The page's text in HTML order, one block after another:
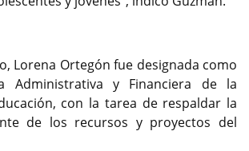
Lorena Ortegón fue designada como
Administrativa y Financiera de la
con la tarea de respaldar la
de los recursos y proyectos del